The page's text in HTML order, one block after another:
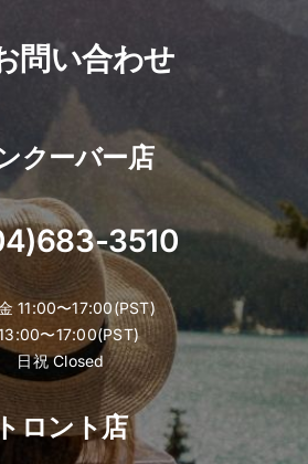
問い合わせ
クーバー店
3510
11:00〜17:00(PST)
〜17:00(PST)
日祝 Closed
ロント店